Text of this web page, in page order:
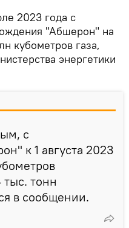
2023 года с
"Абшерон" на
кубометров газа,
энергетики
с
к 1 августа 2023
тыс. тонн
в сообщении.